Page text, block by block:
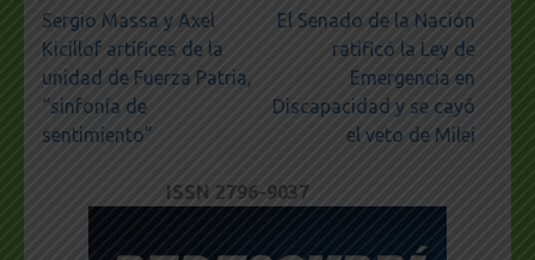
Navegación
de
entradas
Sergio Massa y Axel
Kicillof artífices de la
unidad de Fuerza Patria,
“sinfonía de
sentimiento”
El Senado de la Nación
ratificó la Ley de
Emergencia en
Discapacidad y se cayó
el veto de Milei
ISSN 2796-9037